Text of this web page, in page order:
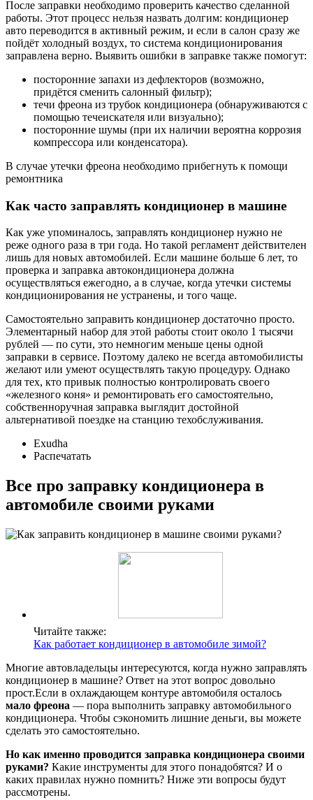
После заправки необходимо проверить качество сделанной
работы. Этот процесс нельзя назвать долгим: кондиционер
авто переводится в активный режим, и если в салон сразу же
пойдёт холодный воздух, то система кондиционирования
заправлена верно. Выявить ошибки в заправке также помогут:
посторонние запахи из дефлекторов (возможно,
придётся сменить салонный фильтр);
течи фреона из трубок кондиционера (обнаруживаются с
помощью течеискателя или визуально);
посторонние шумы (при их наличии вероятна коррозия
компрессора или конденсатора).
В случае утечки фреона необходимо прибегнуть к помощи
ремонтника
Как часто заправлять кондиционер в машине
Как уже упоминалось, заправлять кондиционер нужно не
реже одного раза в три года. Но такой регламент действителен
лишь для новых автомобилей. Если машине больше 6 лет, то
проверка и заправка автокондиционера должна
осуществляться ежегодно, а в случае, когда утечки системы
кондиционирования не устранены, и того чаще.
Самостоятельно заправить кондиционер достаточно просто.
Элементарный набор для этой работы стоит около 1 тысячи
рублей — по сути, это немногим меньше цены одной
заправки в сервисе. Поэтому далеко не всегда автомобилисты
желают или умеют осуществлять такую процедуру. Однако
для тех, кто привык полностью контролировать своего
«железного коня» и ремонтировать его самостоятельно,
собственноручная заправка выглядит достойной
альтернативой поездке на станцию техобслуживания.
Exudha
Распечатать
Все про заправку кондиционера в
автомобиле своими руками
Читайте также:
Как работает кондиционер в автомобиле зимой?
Многие автовладельцы интересуются, когда нужно заправлять
кондиционер в машине? Ответ на этот вопрос довольно
прост.Если в охлаждающем контуре автомобиля осталось
мало фреона — пора выполнить заправку автомобильного
кондиционера. Чтобы сэкономить лишние деньги, вы можете
сделать это самостоятельно.
Но как именно проводится заправка кондиционера своими
руками? Какие инструменты для этого понадобятся? И о
каких правилах нужно помнить? Ниже эти вопросы будут
рассмотрены.